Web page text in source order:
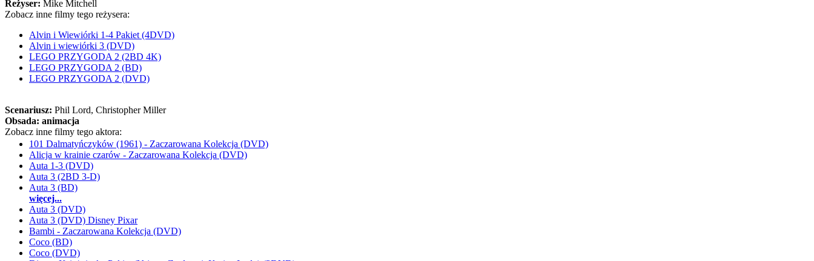
Reżyser: Mike Mitchell
Zobacz inne filmy tego reżysera:
Alvin i Wiewiórki 1-4 Pakiet (4DVD)
Alvin i wiewiórki 3 (DVD)
LEGO PRZYGODA 2 (2BD 4K)
LEGO PRZYGODA 2 (BD)
LEGO PRZYGODA 2 (DVD)
Scenariusz: Phil Lord, Christopher Miller
Obsada: animacja
Zobacz inne filmy tego aktora:
101 Dalmatyńczyków (1961) - Zaczarowana Kolekcja (DVD)
Alicja w krainie czarów - Zaczarowana Kolekcja (DVD)
Auta 1-3 (DVD)
Auta 3 (2BD 3-D)
Auta 3 (BD)
więcej...
Auta 3 (DVD)
Auta 3 (DVD) Disney Pixar
Bambi - Zaczarowana Kolekcja (DVD)
Coco (BD)
Coco (DVD)